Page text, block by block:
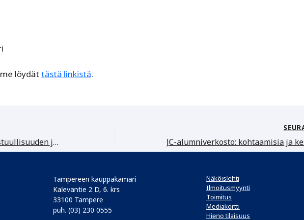
löydät tästä linkistä.
Missä menee ympäristövastuullisuuden ja viherpesun raja?
Tampereen kauppakamari
Kalevantie 2 D, 6. krs
33100 Tampere
puh. (03) 230 0555
Näköislehti
Ilmoitusmyynti
Toimitus
Mediakortti
Hieno tilaisuus